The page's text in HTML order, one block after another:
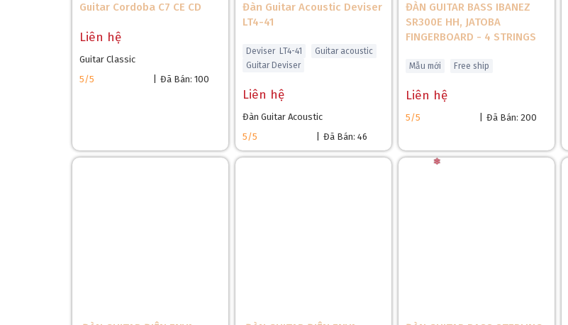
Guitar Cordoba C7 CE CD
Liên hệ
Guitar Classic
5/5
Đã Bán: 100
Đàn Guitar Acoustic Deviser
LT4-41
Deviser LT4-41
Guitar acoustic
Guitar Deviser
Liên hệ
Đàn Guitar Acoustic
5/5
Đã Bán: 46
ĐÀN GUITAR BASS IBANEZ
SR300E HH, JATOBA
FINGERBOARD - 4 STRINGS
Mẫu mới Free ship
Liên hệ
5/5 Đã Bán: 200